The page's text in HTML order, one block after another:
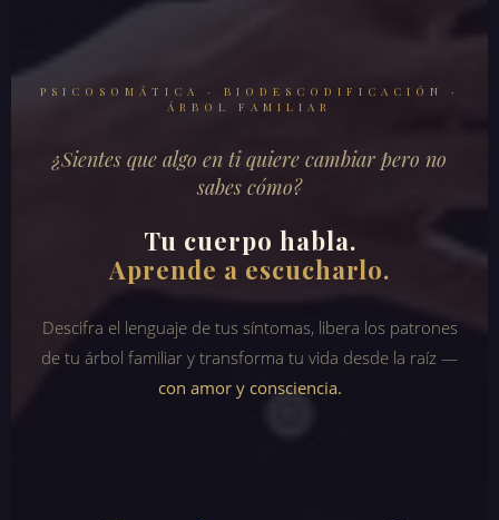
PSICOSOMÁTICA · BIODESCODIFICACIÓN ·
ÁRBOL FAMILIAR
¿Sientes que algo en ti quiere cambiar pero no
sabes cómo?
Tu cuerpo habla.
Aprende a escucharlo.
Descifra el lenguaje de tus síntomas, libera los patrones
de tu árbol familiar y transforma tu vida desde la raíz —
con amor y consciencia.